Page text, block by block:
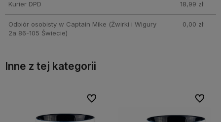
Kurier DPD 18,99 zł
Odbiór osobisty w Captain Mike (Żwirki i Wigury
2a 86-105 Świecie)
0,00 zł
Inne z tej kategorii
Do ulubionych
Do ulubionych Do
Do